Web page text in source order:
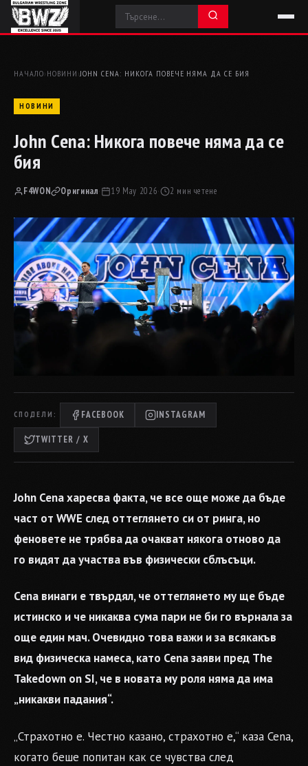
НАЧАЛО› НОВИНИ ›JOHN CENA: НИКОГА ПОВЕЧЕ НЯМА ДА СЕ БИЯ
НОВИНИ
John Cena: Никога повече няма да се
бия
F4WON Оригинал· 19 May 2026· 2 мин четене
СПОДЕЛИ: FACEBOOK INSTAGRAM
TWITTER / X
John Cena харесва факта, че все още може да бъде
част от WWE след оттеглянето си от ринга, но
феновете не трябва да очакват някога отново да
го видят да участва във физически сблъсъци.
Cena винаги е твърдял, че оттеглянето му ще бъде
истинско и че никаква сума пари не би го върнала за
още един мач. Очевидно това важи и за всякакъв
вид физическа намеса, като Cena заяви пред The
Takedown on SI, че в новата му роля няма да има
„никакви падания“.
„Страхотно е. Честно казано, страхотно е,“ каза Cena,
когато беше попитан как се чувства след